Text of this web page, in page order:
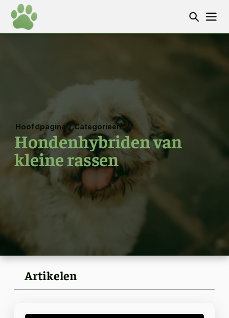
Hoofdpagina / Categorieën
Hondenhybriden van
kleine rassen
Artikelen